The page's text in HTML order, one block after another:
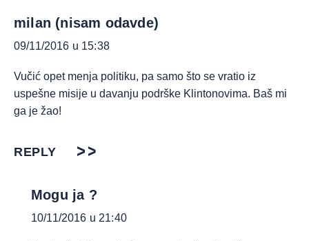
milan (nisam odavde)
09/11/2016 u 15:38
Vučić opet menja politiku, pa samo što se vratio iz
uspešne misije u davanju podrške Klintonovima. Baš mi
ga je žao!
REPLY
Mogu ja ?
10/11/2016 u 21:40